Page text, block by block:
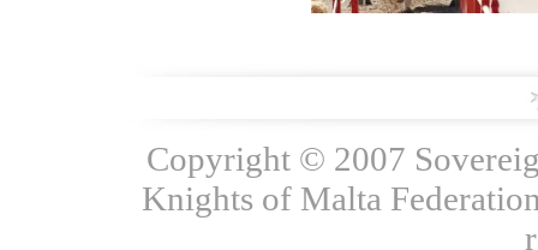
Copyright © 2007
Knights of Malta